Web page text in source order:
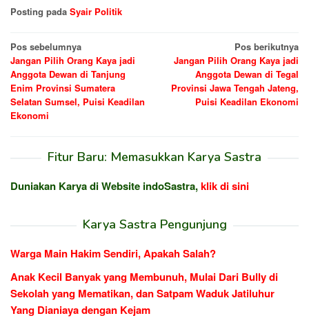
Posting pada Syair Politik
Navigasi
pos
Pos sebelumnya
Jangan Pilih Orang Kaya jadi
Anggota Dewan di Tanjung
Enim Provinsi Sumatera
Selatan Sumsel, Puisi Keadilan
Ekonomi
Pos berikutnya
Jangan Pilih Orang Kaya jadi
Anggota Dewan di Tegal
Provinsi Jawa Tengah Jateng,
Puisi Keadilan Ekonomi
Fitur Baru: Memasukkan Karya Sastra
Duniakan Karya di Website indoSastra,klik di sini
Karya Sastra Pengunjung
Warga Main Hakim Sendiri, Apakah Salah?
Anak Kecil Banyak yang Membunuh, Mulai Dari Bully di
Sekolah yang Mematikan, dan Satpam Waduk Jatiluhur
Yang Dianiaya dengan Kejam